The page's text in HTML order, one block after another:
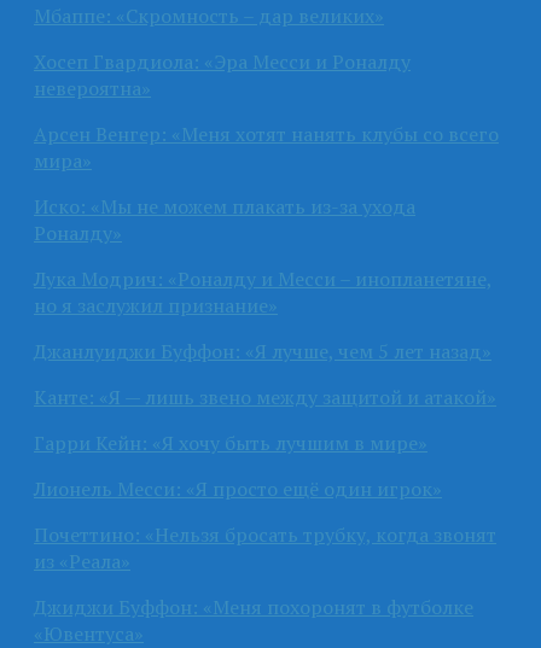
Мбаппе: «Скромность – дар великих»
Хосеп Гвардиола: «Эра Месси и Роналду
невероятна»
Арсен Венгер: «Меня хотят нанять клубы со всего
мира»
Иско: «Мы не можем плакать из-за ухода
Роналду»
Лука Модрич: «Роналду и Месси – инопланетяне,
но я заслужил признание»
Джанлуиджи Буффон: «Я лучше, чем 5 лет назад»
Канте: «Я — лишь звено между защитой и атакой»
Гарри Кейн: «Я хочу быть лучшим в мире»
Лионель Месси: «Я просто ещё один игрок»
Почеттино: «Нельзя бросать трубку, когда звонят
из «Реала»
Джиджи Буффон: «Меня похоронят в футболке
«Ювентуса»